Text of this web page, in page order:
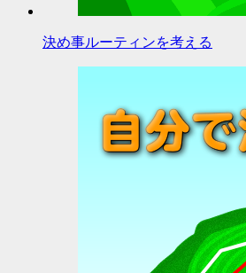
決め事ルーティンを考える